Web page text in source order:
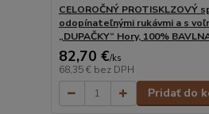
CELOROČNÝ PROTISKLZOVÝ
odopínateľnými rukávmi a s
„DUPAČKY“ Hory, 100%
82,70 €/ks
68,35 € bez DPH
Pridať do